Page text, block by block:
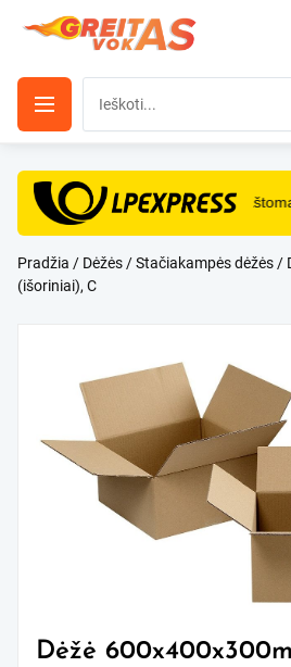
prie
NEMOKAMASpristatymas
Pradžia / Dėžės/Stačiakampės dėžės/
(išoriniai), C
Dėžė